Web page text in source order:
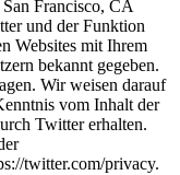
Francisco, CA
und der Funktion
Websites mit Ihrem
bekannt gegeben.
Wir weisen darauf
vom Inhalt der
Twitter erhalten.
twitter.com/privacy.